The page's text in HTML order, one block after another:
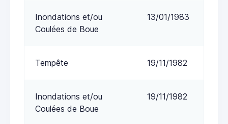
Inondations et/ou
Coulées de Boue
13/01/1983
Tempête 19/11/1982
Inondations et/ou
Coulées de Boue
19/11/1982